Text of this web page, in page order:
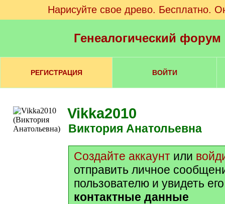
Нарисуйте свое древо. Бесплатно.
Генеалогический
РЕГИСТРАЦИЯ ВОЙТИ
Vikka2010
Виктория Анатольевна
Создайте аккаунт или
отправить личное
пользователю и увидеть
контактные данные